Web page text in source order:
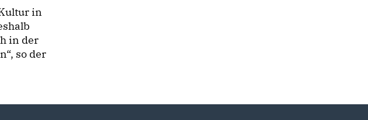
in
in der
so der